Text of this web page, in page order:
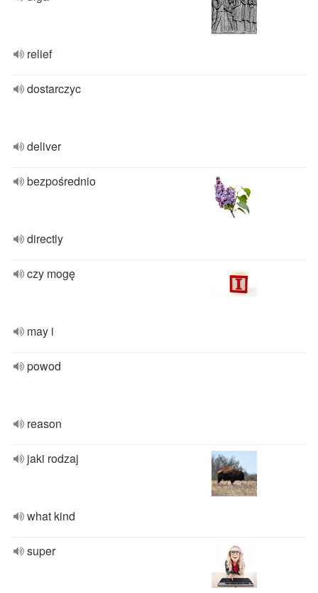
relief
dostarczyc
deliver
bezpośrednio
directly
czy mogę
may i
powod
reason
jaki rodzaj
what kind
super